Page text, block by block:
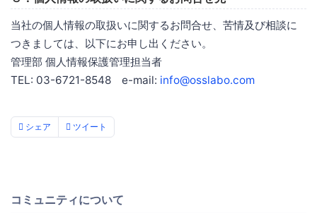
当社の個人情報の取扱いに関するお問合せ、苦情及び相談に
つきましては、以下にお申し出ください。
管理部 個人情報保護管理担当者
TEL: 03-6721-8548 e-mail: info@osslabo.com
シェア ツイート
コミュニティについて